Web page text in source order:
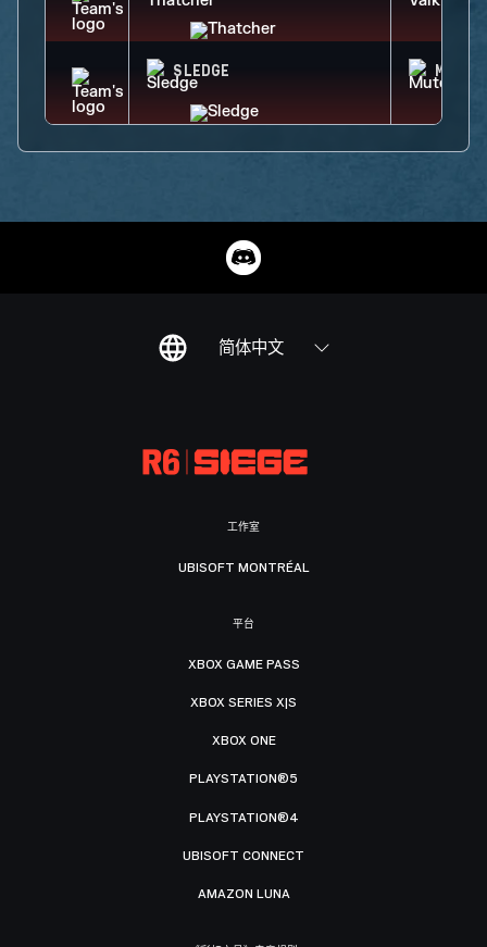
SLEDGE MUTE
简体中文
工作室
UBISOFT MONTRÉAL
平台
XBOX GAME PASS
XBOX SERIES X|S
XBOX ONE
PLAYSTATION®5
PLAYSTATION®4
UBISOFT CONNECT
AMAZON LUNA